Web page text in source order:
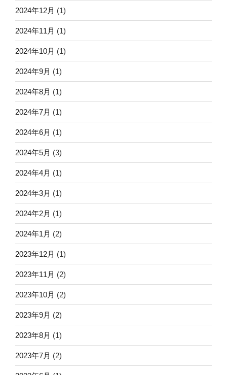
2024年12月 (1)
2024年11月 (1)
2024年10月 (1)
2024年9月 (1)
2024年8月 (1)
2024年7月 (1)
2024年6月 (1)
2024年5月 (3)
2024年4月 (1)
2024年3月 (1)
2024年2月 (1)
2024年1月 (2)
2023年12月 (1)
2023年11月 (2)
2023年10月 (2)
2023年9月 (2)
2023年8月 (1)
2023年7月 (2)